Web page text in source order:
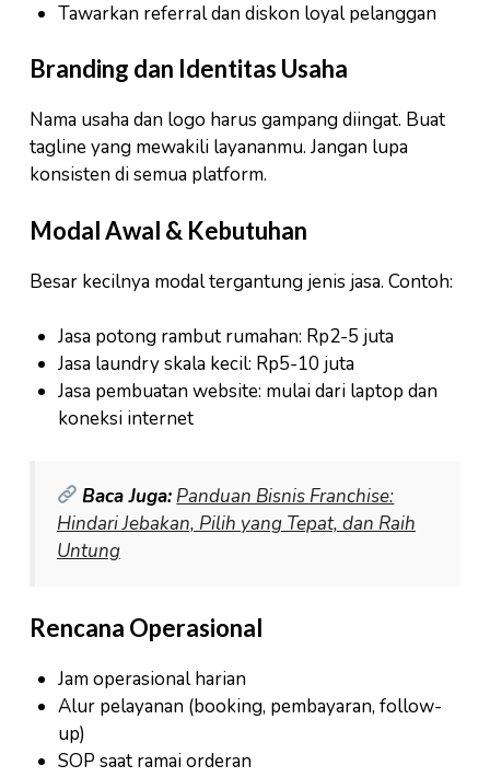
Tawarkan referral dan diskon loyal pelanggan
Branding dan Identitas Usaha
Nama usaha dan logo harus gampang diingat. Buat
tagline yang mewakili layananmu. Jangan lupa
konsisten di semua platform.
Modal Awal & Kebutuhan
Besar kecilnya modal tergantung jenis jasa. Contoh:
Jasa potong rambut rumahan: Rp2-5 juta
Jasa laundry skala kecil: Rp5-10 juta
Jasa pembuatan website: mulai dari laptop dan
koneksi internet
Baca Juga: Panduan Bisnis Franchise:
Hindari Jebakan, Pilih yang Tepat, dan Raih
Untung
Rencana Operasional
Jam operasional harian
Alur pelayanan (booking, pembayaran, follow-
up)
SOP saat ramai orderan